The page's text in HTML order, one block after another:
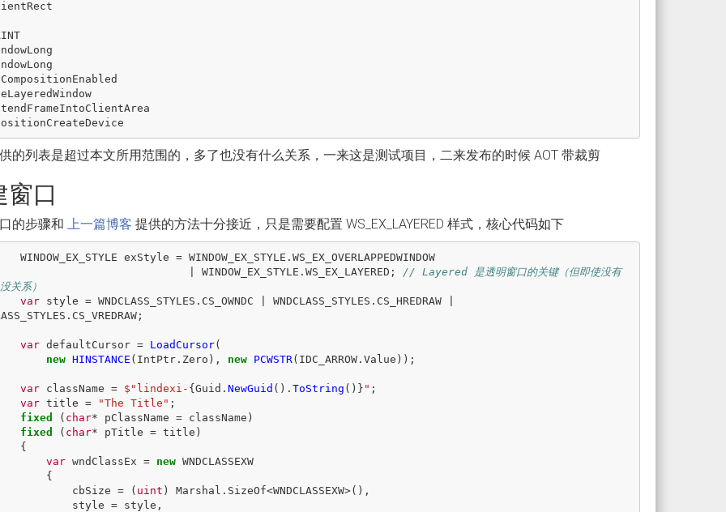
的列表是超过本文所用范围的，多了也没有什么关系，一来这是测试项目，二来发布的时候 AOT 带裁剪
窗口
的步骤和 上一篇博客 提供的方法十分接近，只是需要配置 WS_EX_LAYERED 样式，核心代码如下
WINDOW_EX_STYLE exStyle = WINDOW_EX_STYLE . WS_EX_OVERLAPPEDWINDOW
WINDOW_EX_STYLE . WS_EX_LAYERED ;
// Layered 是透明窗口的关键（但即使没有
关系）
var style = WNDCLASS_STYLES . CS_OWNDC WNDCLASS_STYLES . CS_HREDRAW
. CS_VREDRAW ;
var defaultCursor = LoadCursor(
new HINSTANCE ( IntPtr . Zero ), new PCWSTR( IDC_ARROW . Value ));
var className = $"lindexi- {Guid . NewGuid (). ToString ()} " ;
var title = "The Title" ;
fixed
( char* pClassName = className )
fixed
( char* pTitle = title )
{
var wndClassEx = new WNDCLASSEXW
{
cbSize = ( uint ) Marshal . SizeOf<WNDCLASSEXW>(),
style = style ,